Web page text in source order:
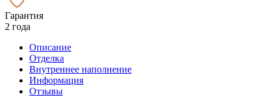
Гарантия
2 года
Описание
Отделка
Внутреннее наполнение
Информация
Отзывы